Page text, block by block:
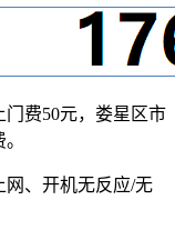
费50元，娄星区市
网、开机无反应/无